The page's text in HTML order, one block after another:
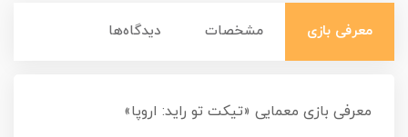
معرفی بازی مشخصات دیدگاه‌ها
معرفی بازی معمایی «تیکت تو راید: اروپا»